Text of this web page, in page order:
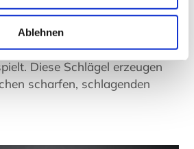
Ablehnen
werdenden Okedo-Daiko mit
einen sehr starken, flachen,
und werden oft mit
Diese Schlägel erzeugen
scharfen, schlagenden